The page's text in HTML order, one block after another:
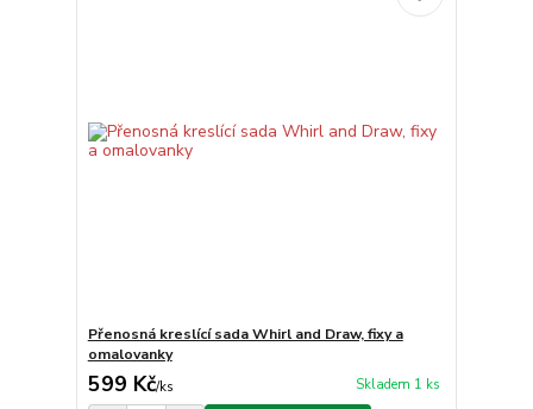
Přenosná kreslící sada Whirl and Draw, fixy a
omalovanky
599 Kč/ks Skladem 1 ks